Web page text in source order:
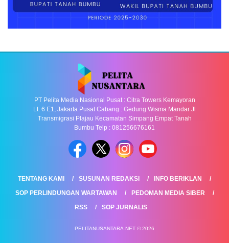
PT Pelita Media Nasional Pusat : Citra Towers Kemayoran
Lt. 6 E1, Jakarta Pusat Cabang : Gedung Wisma Mandar Jl
Transmigrasi Plajau Kecamatan Simpang Empat Tanah
Bumbu Telp : 081256676161
TENTANG KAMI SUSUNAN REDAKSI
INFO BERIKLAN
SOP PERLINDUNGAN WARTAWAN
PEDOMAN MEDIA SIBER
RSS
SOP JURNALIS
PELITANUSANTARA.NET © 2026